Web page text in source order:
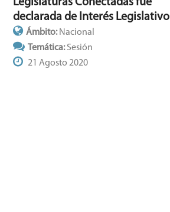
declarada de Interés Legislativo
Ámbito: Nacional
Temática:Sesión
21 Agosto 2020